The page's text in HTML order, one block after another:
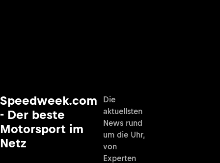
Speedweek.com
- Der beste
Motorsport im
Netz
Die
aktuellsten
News rund
um die Uhr,
von
Experten